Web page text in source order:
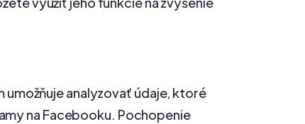
umožňuje analyzovať údaje, ktoré
na Facebooku. Pochopenie